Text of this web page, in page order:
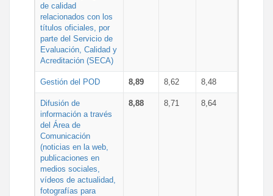
de calidad
relacionados con los
títulos oficiales, por
parte del Servicio de
Evaluación, Calidad y
Acreditación (SECA)
Gestión del POD 8,89 8,62 8,48
Difusión de
información a través
del Área de
Comunicación
(noticias en la web,
publicaciones en
medios sociales,
vídeos de actualidad,
fotografías para
8,88 8,71 8,64